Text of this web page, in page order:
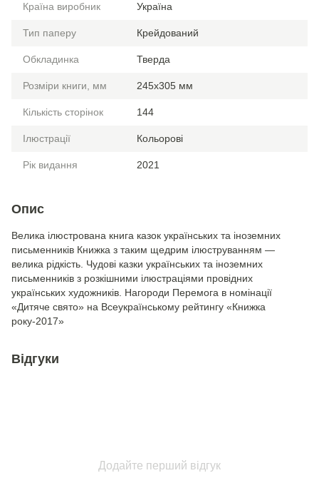
Країна виробник Україна
Тип паперу Крейдований
Обкладинка Тверда
Розміри книги, мм 245х305 мм
Кількість сторінок 144
Ілюстрації Кольорові
Рік видання 2021
Опис
Велика ілюстрована книга казок українських та іноземних
письменників Книжка з таким щедрим ілюструванням —
велика рідкість. Чудові казки українських та іноземних
письменників з розкішними ілюстраціями провідних
українських художників. Нагороди Перемога в номінації
«Дитяче свято» на Всеукраїнському рейтингу «Книжка
року-2017»
Відгуки
Додайте перший відгук